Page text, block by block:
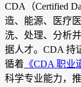
CDA（Certified
造、能源、医疗
洗、处理、分析
据人才。CDA 持
循着 《CDA 职业
科学专业能力，